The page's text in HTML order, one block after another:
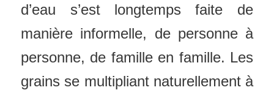
d’eau s’est longtemps faite de
manière informelle, de personne à
personne, de famille en famille. Les
grains se multipliant naturellement à